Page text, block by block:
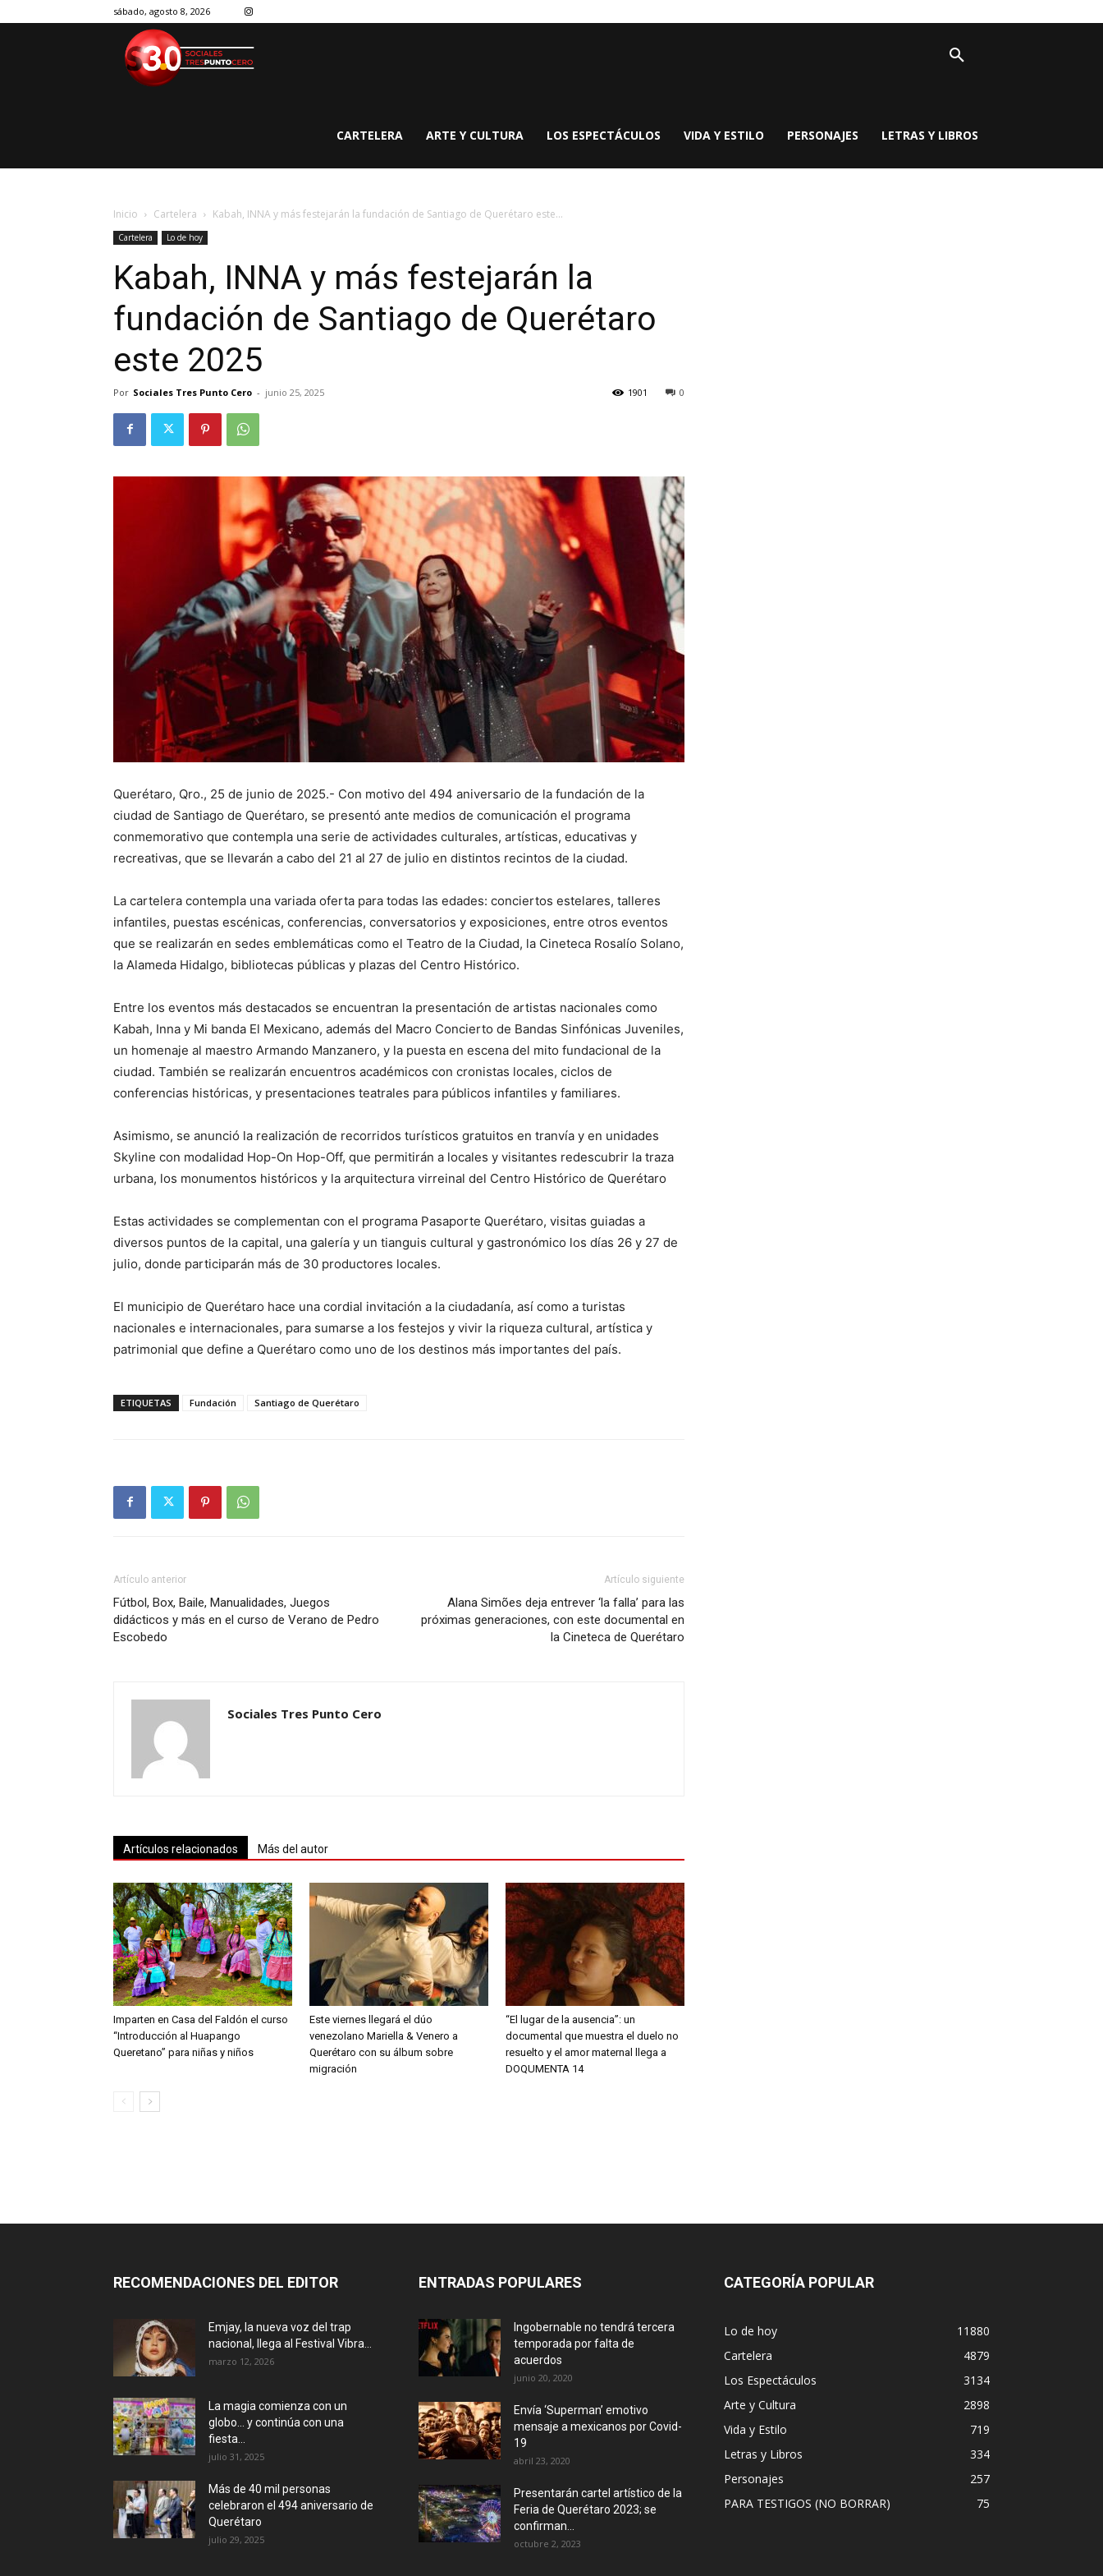
sábado, agosto 8, 2026
CARTELERA ARTE Y CULTURA LOS ESPECTÁCULOS VIDA Y ESTILO PERSONAJES LETRAS Y LIBROS
Inicio Cartelera Kabah, INNA y más festejarán la fundación de Santiago de Querétaro este...
Cartelera Lo de hoy
Kabah, INNA y más festejarán la
fundación de Santiago de Querétaro
este 2025
Por Sociales Tres Punto Cero - junio 25, 2025 0
1901
Querétaro, Qro., 25 de junio de 2025.- Con motivo del 494 aniversario de la fundación de la
ciudad de Santiago de Querétaro, se presentó ante medios de comunicación el programa
conmemorativo que contempla una serie de actividades culturales, artísticas, educativas y
recreativas, que se llevarán a cabo del 21 al 27 de julio en distintos recintos de la ciudad.
La cartelera contempla una variada oferta para todas las edades: conciertos estelares, talleres
infantiles, puestas escénicas, conferencias, conversatorios y exposiciones, entre otros eventos
que se realizarán en sedes emblemáticas como el Teatro de la Ciudad, la Cineteca Rosalío Solano,
la Alameda Hidalgo, bibliotecas públicas y plazas del Centro Histórico.
Entre los eventos más destacados se encuentran la presentación de artistas nacionales como
Kabah, Inna y Mi banda El Mexicano, además del Macro Concierto de Bandas Sinfónicas Juveniles,
un homenaje al maestro Armando Manzanero, y la puesta en escena del mito fundacional de la
ciudad. También se realizarán encuentros académicos con cronistas locales, ciclos de
conferencias históricas, y presentaciones teatrales para públicos infantiles y familiares.
Asimismo, se anunció la realización de recorridos turísticos gratuitos en tranvía y en unidades
Skyline con modalidad Hop-On Hop-Off, que permitirán a locales y visitantes redescubrir la traza
urbana, los monumentos históricos y la arquitectura virreinal del Centro Histórico de Querétaro
Estas actividades se complementan con el programa Pasaporte Querétaro, visitas guiadas a
diversos puntos de la capital, una galería y un tianguis cultural y gastronómico los días 26 y 27 de
julio, donde participarán más de 30 productores locales.
El municipio de Querétaro hace una cordial invitación a la ciudadanía, así como a turistas
nacionales e internacionales, para sumarse a los festejos y vivir la riqueza cultural, artística y
patrimonial que define a Querétaro como uno de los destinos más importantes del país.
ETIQUETAS Fundación Santiago de Querétaro
Artículo anterior
Fútbol, Box, Baile, Manualidades, Juegos
didácticos y más en el curso de Verano de Pedro
Escobedo
Artículo siguiente
Alana Simões deja entrever ‘la falla’ para las
próximas generaciones, con este documental en
la Cineteca de Querétaro
Sociales Tres Punto Cero
Artículos relacionados Más del autor
Imparten en Casa del Faldón el curso
“Introducción al Huapango
Queretano” para niñas y niños
Este viernes llegará el dúo
venezolano Mariella & Venero a
Querétaro con su álbum sobre
migración
“El lugar de la ausencia”: un
documental que muestra el duelo no
resuelto y el amor maternal llega a
DOQUMENTA 14
RECOMENDACIONES DEL EDITOR
Emjay, la nueva voz del trap
nacional, llega al Festival Vibra...
marzo 12, 2026
La magia comienza con un
globo… y continúa con una
fiesta...
julio 31, 2025
Más de 40 mil personas
celebraron el 494 aniversario de
Querétaro
julio 29, 2025
ENTRADAS POPULARES
Ingobernable no tendrá tercera
temporada por falta de
acuerdos
junio 20, 2020
Envía ‘Superman’ emotivo
mensaje a mexicanos por Covid-
19
abril 23, 2020
Presentarán cartel artístico de la
Feria de Querétaro 2023; se
confirman...
octubre 2, 2023
CATEGORÍA POPULAR
Lo de hoy
11880
Cartelera
4879
Los Espectáculos
3134
Arte y Cultura
2898
Vida y Estilo
719
Letras y Libros
334
Personajes
257
PARA TESTIGOS (NO BORRAR)
75